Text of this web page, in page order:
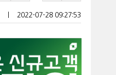
2022-07-28 09:27:53